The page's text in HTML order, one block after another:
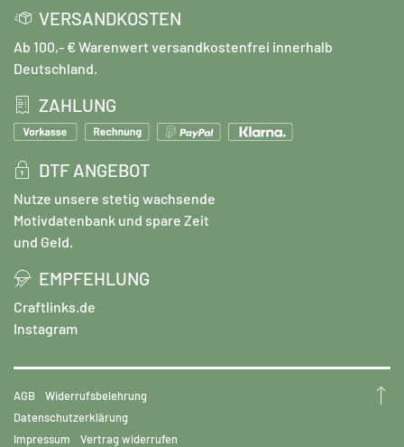
VERSANDKOSTEN
Ab 100,- € Warenwert versandkostenfrei innerhalb
Deutschland.
ZAHLUNG
DTF ANGEBOT
Nutze unsere stetig wachsende
Motivdatenbank und spare Zeit
und Geld.
EMPFEHLUNG
Craftlinks.de
Instagram
AGB
Widerrufsbelehrung
Datenschutzerklärung
Impressum
Vertrag widerrufen